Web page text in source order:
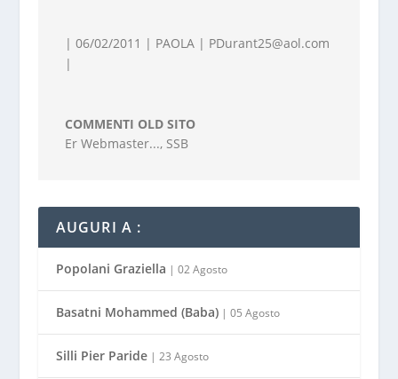
| 06/02/2011 | PAOLA | PDurant25@aol.com
|
COMMENTI OLD SITO
Er Webmaster..., SSB
AUGURI A :
Popolani Graziella | 02 Agosto
Basatni Mohammed (Baba)| 05 Agosto
Silli Pier Paride| 23 Agosto